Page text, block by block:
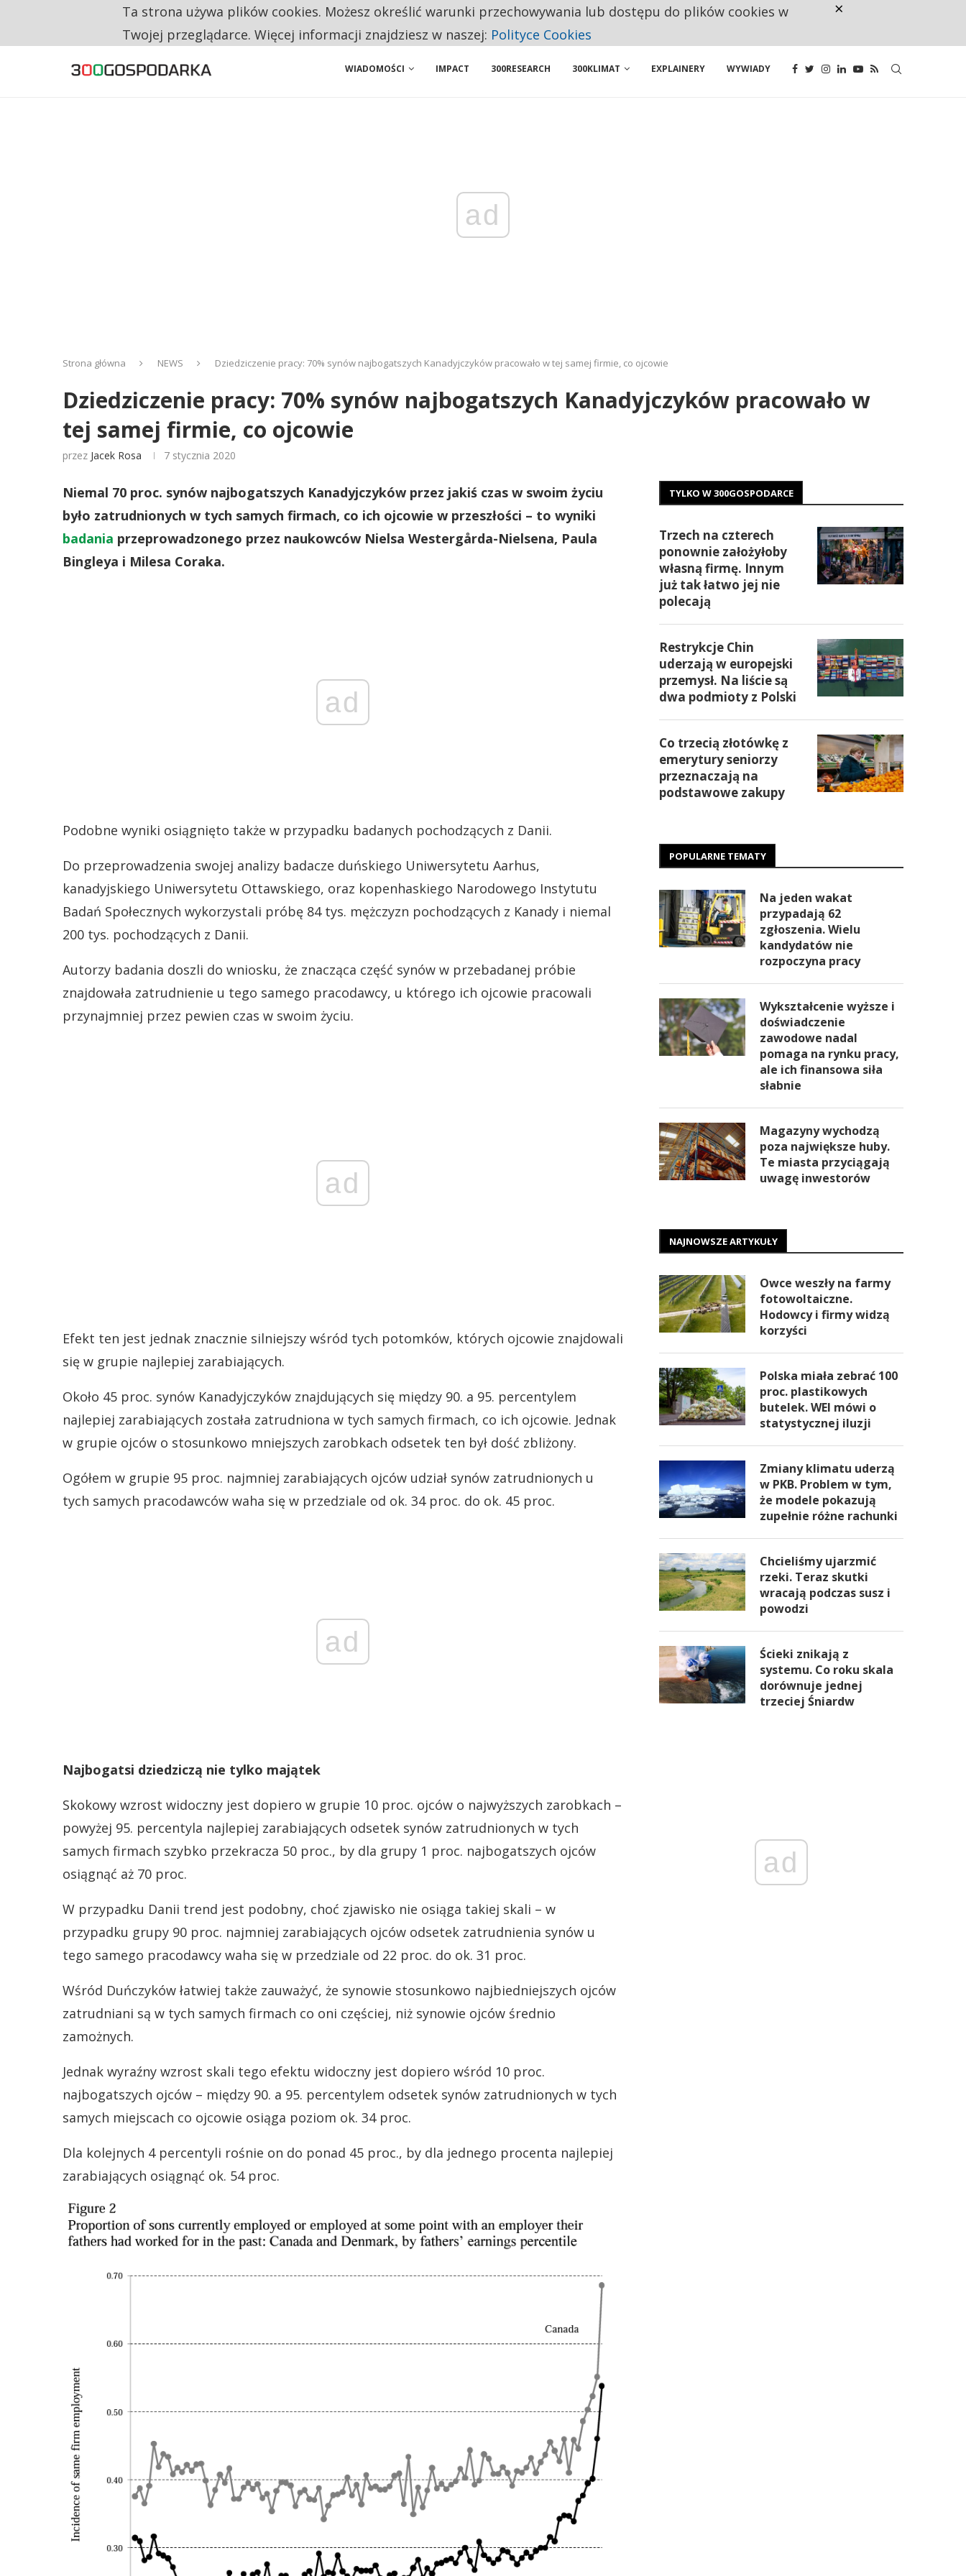
CO TRZECIĄ ZŁOTÓWKĘ Z EMERYTURY SENIORZY PRZEZNACZAJĄ NA PODSTAWOWE ZAKUPY
WIADOMOŚCI IMPACT 300RESEARCH 300KLIMAT EXPLAINERY WYWIADY
ad
Strona główna NEWS Dziedziczenie pracy: 70% synów najbogatszych Kanadyjczyków pracowało w tej samej firmie, co ojcowie
Dziedziczenie pracy: 70% synów najbogatszych Kanadyjczyków pracowało w
tej samej firmie, co ojcowie
przez Jacek Rosa 7 stycznia 2020
Niemal 70 proc. synów najbogatszych Kanadyjczyków przez jakiś czas w swoim życiu
było zatrudnionych w tych samych firmach, co ich ojcowie w przeszłości – to wyniki
badania przeprowadzonego przez naukowców Nielsa Westergårda-Nielsena, Paula
Bingleya i Milesa Coraka.
ad
Podobne wyniki osiągnięto także w przypadku badanych pochodzących z Danii.
Do przeprowadzenia swojej analizy badacze duńskiego Uniwersytetu Aarhus,
kanadyjskiego Uniwersytetu Ottawskiego, oraz kopenhaskiego Narodowego Instytutu
Badań Społecznych wykorzystali próbę 84 tys. mężczyzn pochodzących z Kanady i niemal
200 tys. pochodzących z Danii.
Autorzy badania doszli do wniosku, że znacząca część synów w przebadanej próbie
znajdowała zatrudnienie u tego samego pracodawcy, u którego ich ojcowie pracowali
przynajmniej przez pewien czas w swoim życiu.
ad
Efekt ten jest jednak znacznie silniejszy wśród tych potomków, których ojcowie znajdowali
się w grupie najlepiej zarabiających.
Około 45 proc. synów Kanadyjczyków znajdujących się między 90. a 95. percentylem
najlepiej zarabiających została zatrudniona w tych samych firmach, co ich ojcowie. Jednak
w grupie ojców o stosunkowo mniejszych zarobkach odsetek ten był dość zbliżony.
Ogółem w grupie 95 proc. najmniej zarabiających ojców udział synów zatrudnionych u
tych samych pracodawców waha się w przedziale od ok. 34 proc. do ok. 45 proc.
ad
Najbogatsi dziedziczą nie tylko majątek
Skokowy wzrost widoczny jest dopiero w grupie 10 proc. ojców o najwyższych zarobkach –
powyżej 95. percentyla najlepiej zarabiających odsetek synów zatrudnionych w tych
samych firmach szybko przekracza 50 proc., by dla grupy 1 proc. najbogatszych ojców
osiągnąć aż 70 proc.
W przypadku Danii trend jest podobny, choć zjawisko nie osiąga takiej skali – w
przypadku grupy 90 proc. najmniej zarabiających ojców odsetek zatrudnienia synów u
tego samego pracodawcy waha się w przedziale od 22 proc. do ok. 31 proc.
Wśród Duńczyków łatwiej także zauważyć, że synowie stosunkowo najbiedniejszych ojców
zatrudniani są w tych samych firmach co oni częściej, niż synowie ojców średnio
zamożnych.
Jednak wyraźny wzrost skali tego efektu widoczny jest dopiero wśród 10 proc.
najbogatszych ojców – między 90. a 95. percentylem odsetek synów zatrudnionych w tych
samych miejscach co ojcowie osiąga poziom ok. 34 proc.
Dla kolejnych 4 percentyli rośnie on do ponad 45 proc., by dla jednego procenta najlepiej
zarabiających osiągnąć ok. 54 proc.
TYLKO W 300GOSPODARCE
Trzech na czterech
ponownie założyłoby
własną firmę. Innym
już tak łatwo jej nie
polecają
Restrykcje Chin
uderzają w europejski
przemysł. Na liście są
dwa podmioty z Polski
Co trzecią złotówkę z
emerytury seniorzy
przeznaczają na
podstawowe zakupy
POPULARNE TEMATY
Na jeden wakat
przypadają 62
zgłoszenia. Wielu
kandydatów nie
rozpoczyna pracy
Wykształcenie wyższe i
doświadczenie
zawodowe nadal
pomaga na rynku pracy,
ale ich finansowa siła
słabnie
Magazyny wychodzą
poza największe huby.
Te miasta przyciągają
uwagę inwestorów
NAJNOWSZE ARTYKUŁY
Owce weszły na farmy
fotowoltaiczne.
Hodowcy i firmy widzą
korzyści
Polska miała zebrać 100
proc. plastikowych
butelek. WEI mówi o
statystycznej iluzji
Zmiany klimatu uderzą
w PKB. Problem w tym,
że modele pokazują
zupełnie różne rachunki
Chcieliśmy ujarzmić
rzeki. Teraz skutki
wracają podczas susz i
powodzi
Ścieki znikają z
systemu. Co roku skala
dorównuje jednej
trzeciej Śniardw
ad
Ta strona używa plików cookies. Możesz określić warunki przechowywania lub dostępu do plików cookies w
Twojej przeglądarce. Więcej informacji znajdziesz w naszej: Polityce Cookies
×